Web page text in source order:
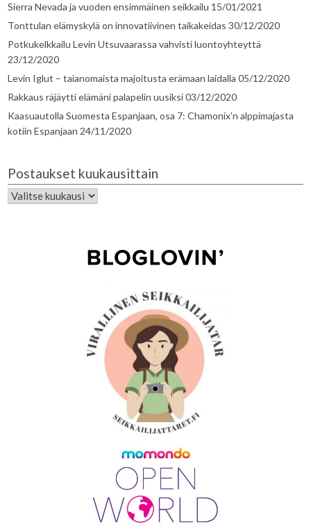
Sierra Nevada ja vuoden ensimmäinen seikkailu 15/01/2021
Tonttulan elämyskylä on innovatiivinen taikakeidas 30/12/2020
Potkukelkkailu Levin Utsuvaarassa vahvisti luontoyhteyttä
23/12/2020
Levin Iglut – taianomaista majoitusta erämaan laidalla 05/12/2020
Rakkaus räjäytti elämäni palapelin uusiksi03/12/2020
Kaasuautolla Suomesta Espanjaan, osa 7: Chamonix’n alppimajasta
kotiin Espanjaan 24/11/2020
Postaukset kuukausittain